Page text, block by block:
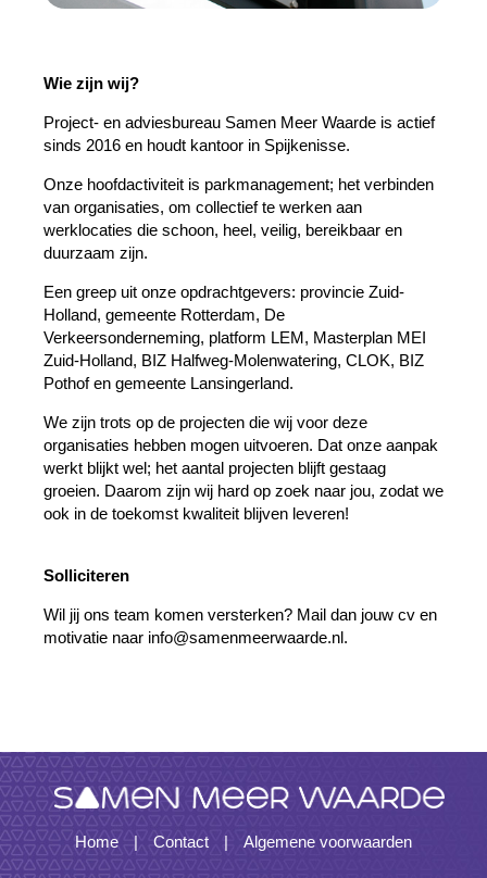
Wie zijn wij?
Project- en adviesbureau Samen Meer Waarde is actief
sinds 2016 en houdt kantoor in Spijkenisse.
Onze hoofdactiviteit is parkmanagement; het verbinden
van organisaties, om collectief te werken aan
werklocaties die schoon, heel, veilig, bereikbaar en
duurzaam zijn.
Een greep uit onze opdrachtgevers: provincie Zuid-
Holland, gemeente Rotterdam, De
Verkeersonderneming, platform LEM, Masterplan MEI
Zuid-Holland, BIZ Halfweg-Molenwatering, CLOK, BIZ
Pothof en gemeente Lansingerland.
We zijn trots op de projecten die wij voor deze
organisaties hebben mogen uitvoeren. Dat onze aanpak
werkt blijkt wel; het aantal projecten blijft gestaag
groeien. Daarom zijn wij hard op zoek naar jou, zodat we
ook in de toekomst kwaliteit blijven leveren!
Solliciteren
Wil jij ons team komen versterken? Mail dan jouw cv en
motivatie naar info@samenmeerwaarde.nl.
Home Contact Algemene voorwaarden